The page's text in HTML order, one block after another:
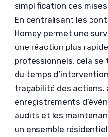
simplification des
En centralisant les
Homey permet une
une réaction plus
professionnels, cela
du temps
traçabilité des actions,
enregistrements
audits et les
un ensemble